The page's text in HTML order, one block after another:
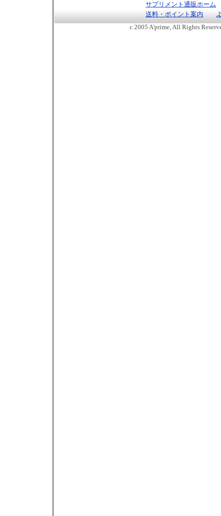
サプリメント通販ホーム
送料・ポイント案内
c 2005 A'prime, All Rights